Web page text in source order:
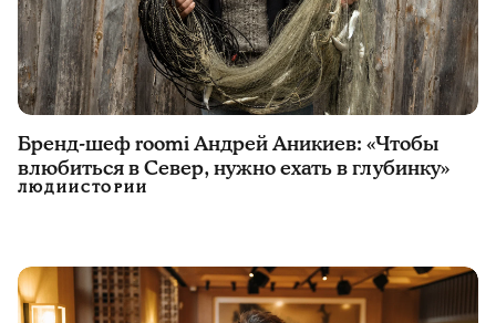
Бренд-шеф roomi Андрей Аникиев: «Чтобы
влюбиться в Север, нужно ехать в глубинку»
ЛЮДИИСТОРИИ